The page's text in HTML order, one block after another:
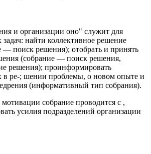
и организации оно" служит для
найти коллективное решение
— поиск решения); отобрать и принять
(собрание — поиск решения,
решения); проинформировать
в ре-; шении проблемы, о новом опыте и
(информативный тип собрания).
собрание проводится с ,
усилия подразделений организации